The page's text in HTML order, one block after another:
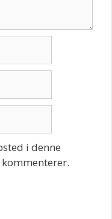
i denne